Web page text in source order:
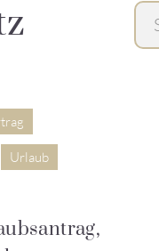
Urlaub